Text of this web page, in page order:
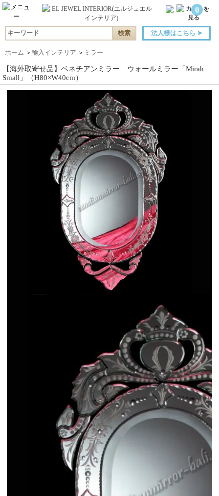
0
法人様はこちら ➤
ホーム ＞ 輸入インテリア ＞ ミラー
【海外取寄せ品】ベネチアンミラー ウォールミラー「Mirah
Small」（H80×W40cm）